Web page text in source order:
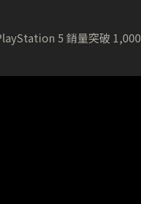
5 銷量突破 1,000